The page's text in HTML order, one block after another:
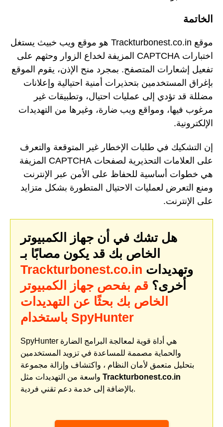
الخاتمة
موقع Trackturbonest.co.in هو موقع ويب خبيث يستغل
اختبارات CAPTCHA المزيفة لخداع الزوار وحثهم على
تفعيل إشعارات المتصفح. بمجرد منح الإذن، يقوم الموقع
بإغراق المستخدمين بتحذيرات أمنية احتيالية وإعلانات
مضللة قد تؤدي إلى عمليات احتيال، وتطبيقات غير
مرغوب فيها، ومواقع ويب ضارة، وغيرها من التهديدات
الإلكترونية.
إن التشكيك في طلبات الإخطار غير المتوقعة والتعرف
على العلامات التحذيرية لصفحات CAPTCHA المزيفة
هي خطوات أساسية للحفاظ على الأمن عبر الإنترنت
ومنع التعرض لعمليات الاحتيال المتطورة بشكل متزايد
على الإنترنت.
هل تشك في أن جهاز الكمبيوتر
الخاص بك قد يكون مصابًا بـ
Trackturbonest.co.in
أخرى؟ قم بفحص جهاز الكمبيوتر
الخاص بك بحثًا عن التهديدات
باستخدام SpyHunter
SpyHunter هي أداة قوية لمعالجة البرامج الضارة
والحماية مصممة للمساعدة في تزويد المستخدمين
بتحليل متعمق لأمان النظام ، واكتشاف وإزالة مجموعة
Trackturbonest.co.in
بالإضافة إلى خدمة دعم تقني فردية.